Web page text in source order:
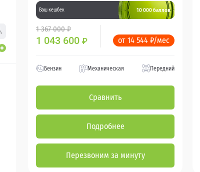
Ваш кешбек 10 000 баллов
1 367 000 ₽
1 043 600 ₽ от 14 544 ₽/мес
Бензин Механическая Передний
Сравнить
Подробнее
Перезвоним за минуту